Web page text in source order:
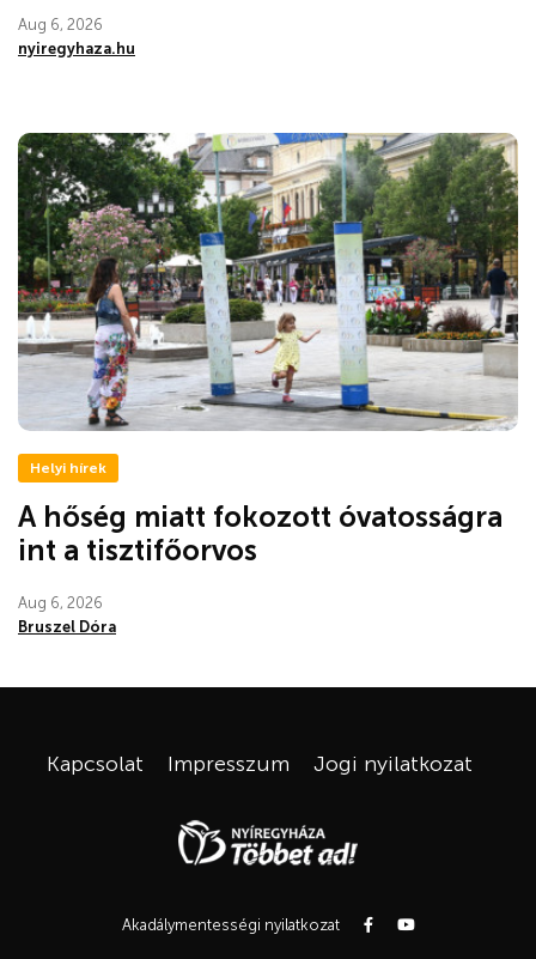
Aug 6, 2026
nyiregyhaza.hu
Helyi hírek
A hőség miatt fokozott óvatosságra
int a tisztifőorvos
Aug 6, 2026
Bruszel Dóra
Kapcsolat Impresszum Jogi nyilatkozat
Akadálymentességi nyilatkozat